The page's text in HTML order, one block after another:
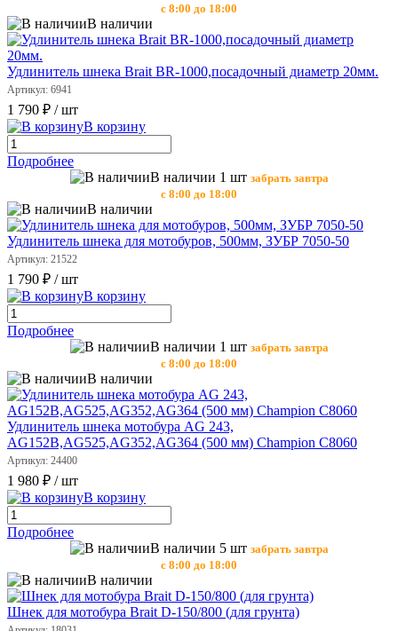
с 8:00 до 18:00
В наличии
Удлинитель шнека Brait BR-1000,посадочный диаметр 20мм.
Артикул: 6941
1 790 ₽ / шт
В корзину
Подробнее
В наличии 1 шт забрать завтра
с 8:00 до 18:00
В наличии
Удлинитель шнека для мотобуров, 500мм, ЗУБР 7050-50
Артикул: 21522
1 790 ₽ / шт
В корзину
Подробнее
В наличии 1 шт забрать завтра
с 8:00 до 18:00
В наличии
Удлинитель шнека мотобура AG 243,
AG152B,AG525,AG352,AG364 (500 мм) Champion С8060
Артикул: 24400
1 980 ₽ / шт
В корзину
Подробнее
В наличии 5 шт забрать завтра
с 8:00 до 18:00
В наличии
Шнек для мотобура Brait D-150/800 (для грунта)